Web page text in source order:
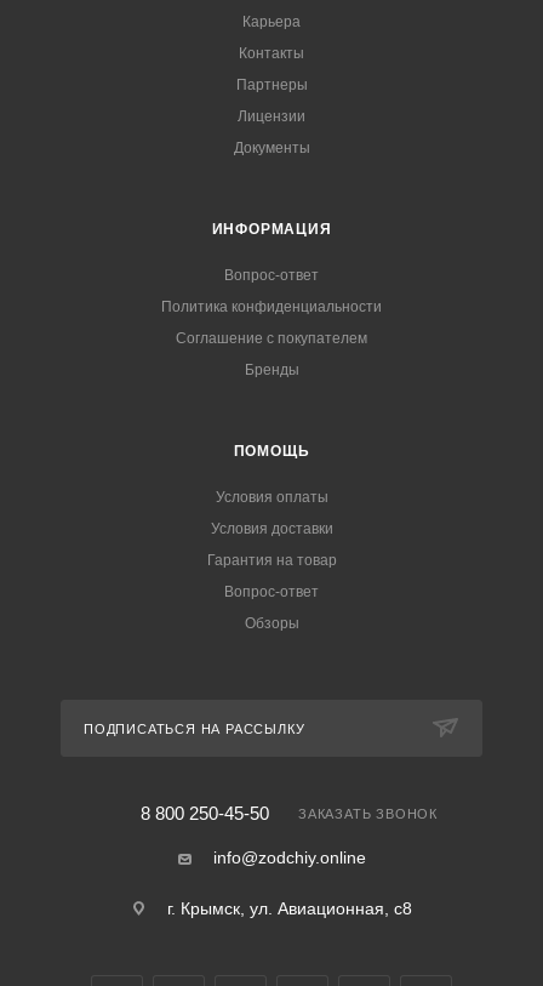
Карьера
Контакты
Партнеры
Лицензии
Документы
ИНФОРМАЦИЯ
Вопрос-ответ
Политика конфиденциальности
Соглашение с покупателем
Бренды
ПОМОЩЬ
Условия оплаты
Условия доставки
Гарантия на товар
Вопрос-ответ
Обзоры
ПОДПИСАТЬСЯ НА РАССЫЛКУ
8 800 250-45-50 ЗАКАЗАТЬ ЗВОНОК
info@zodchiy.online
г. Крымск, ул. Авиационная, с8